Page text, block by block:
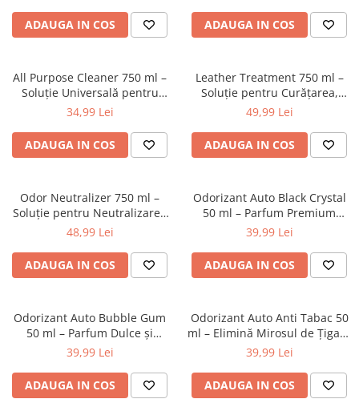
ADAUGA IN COS
Interiorul Auto
ADAUGA IN COS
All Purpose Cleaner 750 ml –
Soluție Universală pentru
Curățarea Interiorului Auto și
34,99 Lei
ADAUGA IN COS
Leather Treatment 750 ml –
Soluție pentru Curățarea,
Hidratarea și Protejarea Pielii
49,99 Lei
ADAUGA IN COS
Odor Neutralizer 750 ml –
Soluție pentru Neutralizarea
Mirosurilor Neplăcute din
48,99 Lei
ADAUGA IN COS
Odorizant Auto Black Crystal
50 ml – Parfum Premium
pentru Interior Auto
39,99 Lei
ADAUGA IN COS
Odorizant Auto Bubble Gum
50 ml – Parfum Dulce și
Persistent pentru Interior
39,99 Lei
ADAUGA IN COS
Odorizant Auto Anti Tabac 50
ml – Elimină Mirosul de Țigară
și Improspătează Interiorul
39,99 Lei
ADAUGA IN COS